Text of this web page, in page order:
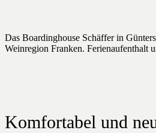
Das Boardinghouse Schäffer in
Weinregion Franken. Ferienaufenthalt
Komfortabel und